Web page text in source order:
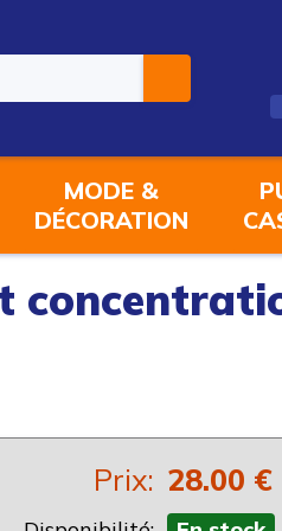
MODE &
DÉCORATION
Prix: 28.00 €